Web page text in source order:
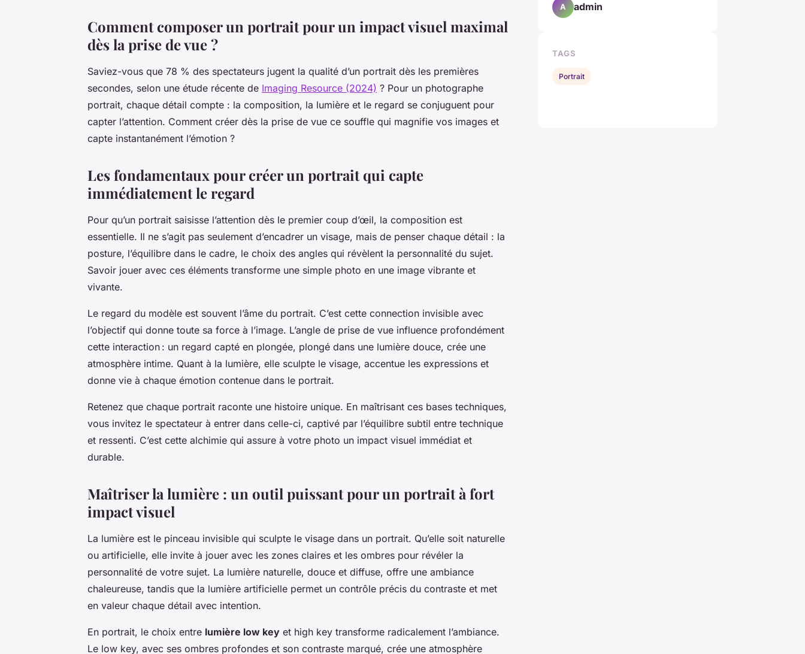
Comment composer un portrait pour un impact visuel maximal
dès la prise de vue ?
Saviez-vous que 78 % des spectateurs jugent la qualité d’un portrait dès les premières
secondes, selon une étude récente de Imaging Resource (2024) ? Pour un photographe
portrait, chaque détail compte : la composition, la lumière et le regard se conjuguent pour
capter l’attention. Comment créer dès la prise de vue ce souffle qui magnifie vos images et
capte instantanément l’émotion ?
Les fondamentaux pour créer un portrait qui capte
immédiatement le regard
Pour qu’un portrait saisisse l’attention dès le premier coup d’œil, la composition est
essentielle. Il ne s’agit pas seulement d’encadrer un visage, mais de penser chaque détail : la
posture, l’équilibre dans le cadre, le choix des angles qui révèlent la personnalité du sujet.
Savoir jouer avec ces éléments transforme une simple photo en une image vibrante et
vivante.
Le regard du modèle est souvent l’âme du portrait. C’est cette connection invisible avec
l’objectif qui donne toute sa force à l’image. L’angle de prise de vue influence profondément
cette interaction : un regard capté en plongée, plongé dans une lumière douce, crée une
atmosphère intime. Quant à la lumière, elle sculpte le visage, accentue les expressions et
donne vie à chaque émotion contenue dans le portrait.
Retenez que chaque portrait raconte une histoire unique. En maîtrisant ces bases techniques,
vous invitez le spectateur à entrer dans celle-ci, captivé par l’équilibre subtil entre technique
et ressenti. C’est cette alchimie qui assure à votre photo un impact visuel immédiat et
durable.
Maîtriser la lumière : un outil puissant pour un portrait à fort
impact visuel
La lumière est le pinceau invisible qui sculpte le visage dans un portrait. Qu’elle soit naturelle
ou artificielle, elle invite à jouer avec les zones claires et les ombres pour révéler la
personnalité de votre sujet. La lumière naturelle, douce et diffuse, offre une ambiance
chaleureuse, tandis que la lumière artificielle permet un contrôle précis du contraste et met
en valeur chaque détail avec intention.
En portrait, le choix entre lumière low key et high key transforme radicalement l’ambiance.
Le low key, avec ses ombres profondes et son contraste marqué, crée une atmosphère
A admin
TAGS
Portrait